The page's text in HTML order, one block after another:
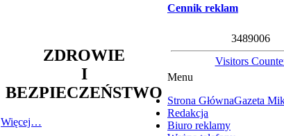
ZDROWIE
I
BEZPIECZEŃSTWO
Więcej…
Cennik reklam
3489006
Visitors
Menu
Strona GłównaGazeta
Redakcja
Biuro reklamy